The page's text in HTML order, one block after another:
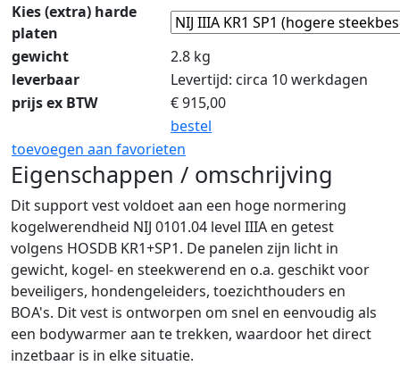
Kies (extra) harde
platen
gewicht
2.8 kg
leverbaar
Levertijd: circa 10 werkdagen
prijs ex BTW
€915,00
bestel
toevoegen aan favorieten
Eigenschappen / omschrijving
Dit support vest voldoet aan een hoge normering
kogelwerendheid NIJ 0101.04 level IIIA en getest
volgens HOSDB KR1+SP1. De panelen zijn licht in
gewicht, kogel- en steekwerend en o.a. geschikt voor
beveiligers, hondengeleiders, toezichthouders en
BOA's. Dit vest is ontworpen om snel en eenvoudig als
een bodywarmer aan te trekken, waardoor het direct
inzetbaar is in elke situatie.